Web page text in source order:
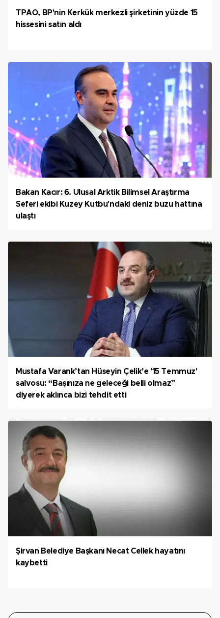
TPAO, BP'nin Kerkük merkezli şirketinin yüzde 15
hissesini satın aldı
Bakan Kacır: 6. Ulusal Arktik Bilimsel Araştırma
Seferi ekibi Kuzey Kutbu'ndaki deniz buzu hattına
ulaştı
Mustafa Varank’tan Hüseyin Çelik’e '15 Temmuz'
salvosu: “Başınıza ne geleceği belli olmaz”
diyerek aklınca bizi tehdit etti
Şirvan Belediye Başkanı Necat Cellek hayatını
kaybetti